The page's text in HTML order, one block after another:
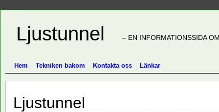
Ljustunnel – EN INFORMATIONSSIDA
Hem Tekniken bakom Kontakta oss Länkar
Ljustunnel